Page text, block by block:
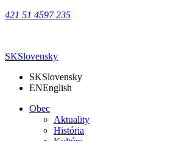
421 51 4597 235
SKSlovensky
SKSlovensky
ENEnglish
Obec
Aktuality
História